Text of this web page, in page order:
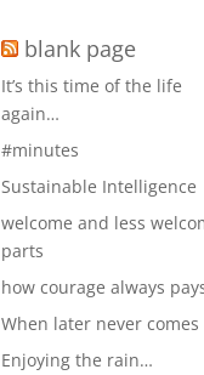
blank page
It’s this time of the life
again…
#minutes
Sustainable Intelligence
welcome and less
parts
how courage always
When later never comes
Enjoying the rain…